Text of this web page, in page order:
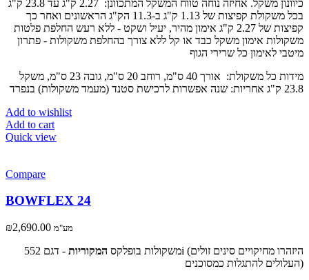
כיוונון משקל. אחיזה נוחה טווח המשקל המתכוונן: 2.27 ק"ג עד 23.8 ק"ג
בכל משקולת קפיצות של 1.13 ק"ג ב-11.3 הק"ג הראשונים ואחר כך
קפיצות של 2.27 ק"ג אימון מהיר, יעיל ושקט - ללא רעש החלפת פלטות
משקולות אימון משקל כבד או קל ללא צורך בהחלפת משקולות - פתרון
מיטבי לאימון כל שרירי הגוף
מידות כל משקולת: אורך 40 ס"מ, רוחב 20 ס"מ, גובה 23 ס"מ, משקל
23.8 ק"ג אחריות: שנה אפשרות לרכישת סטנד (מעמד משקולות) בנפרד
Add to wishlist
Add to cart
Quick view
Compare
BOWFLEX 24
₪2,690.00 מע"מ
משקולות בופלקס המקוריות
- דגם 552i (היזהרו מחיקויים סינים זולים
העלולים להתגלות כמסוכנים)